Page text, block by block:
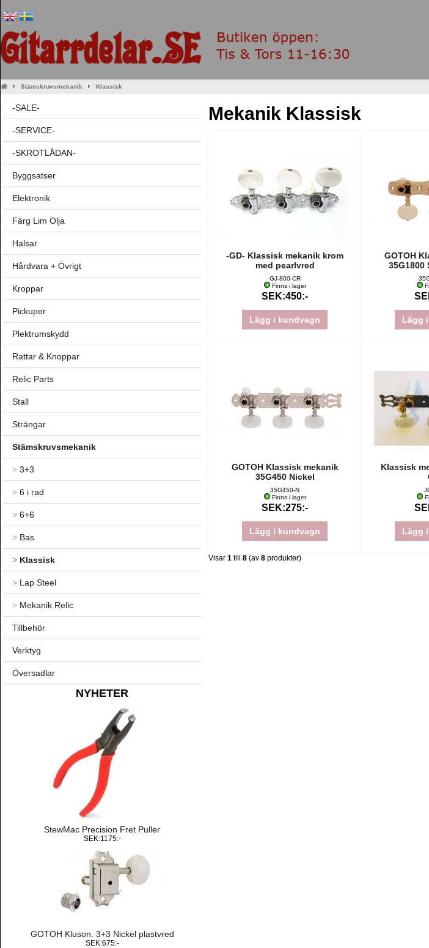
Stämskruvsmekanik Klassisk
-SALE-
-SERVICE-
-SKROTLÅDAN-
Byggsatser
Elektronik
Färg Lim Olja
Halsar
Hårdvara + Övrigt
Kroppar
Pickuper
Plektrumskydd
Rattar & Knoppar
Relic Parts
Stall
Strängar
Stämskruvsmekanik
> 3+3
> 6 i rad
> 6+6
> Bas
> Klassisk
> Lap Steel
> Mekanik Relic
Tillbehör
Verktyg
Översadlar
NYHETER
StewMac Precision Fret Puller
SEK:1175:-
GOTOH Kluson. 3+3 Nickel plastvred
SEK:675:-
Mekanik Klassisk
-GD- Klassisk mekanik krom
med pearlvred
GJ-800-CR
Finns i lager
SEK:450:-
Lägg i kundvagn
GOTOH
35G1800
Lägg
GOTOH Klassisk mekanik
35G450 Nickel
35G450-N
Finns i lager
SEK:275:-
Lägg i kundvagn
Klassisk
Lägg
Visar 1 till 8 (av 8 produkter)